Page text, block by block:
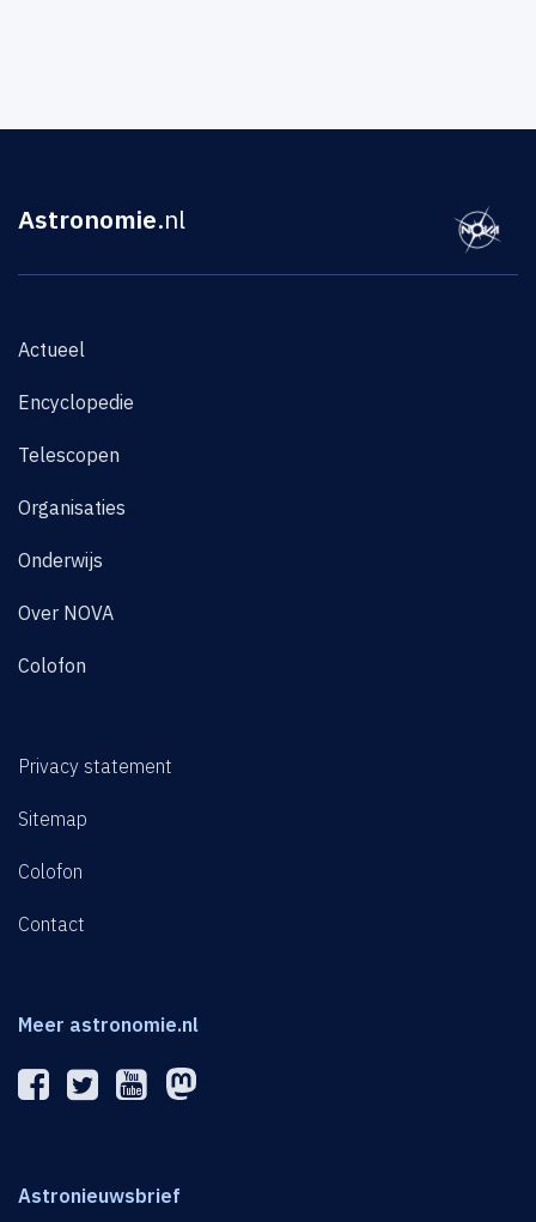
Astronomie.nl
Actueel
Encyclopedie
Telescopen
Organisaties
Onderwijs
Over NOVA
Colofon
Privacy statement
Sitemap
Colofon
Contact
Meer astronomie.nl
Astronieuwsbrief